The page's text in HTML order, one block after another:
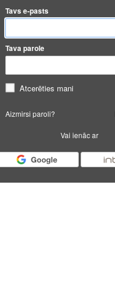
Tavs e-pasts
Tava parole
Atcerēties mani
Aizmirsi paroli?
Vai ienāc ar